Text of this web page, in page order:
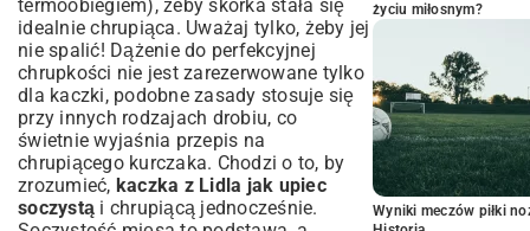
termoobiegiem), żeby skórka stała się
idealnie chrupiąca. Uważaj tylko, żeby jej
nie spalić! Dążenie do perfekcyjnej
chrupkości nie jest zarezerwowane tylko
dla kaczki, podobne zasady stosuje się
przy innych rodzajach drobiu, co
świetnie wyjaśnia przepis na
chrupiącego kurczaka. Chodzi o to, by
zrozumieć, kaczka z Lidla jak upiec
soczystą i chrupiącą jednocześnie.
życiu miłosnym?
Wyniki meczów piłki